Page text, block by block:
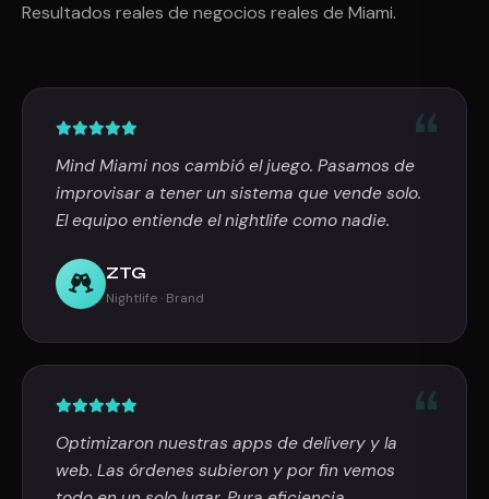
Resultados reales de negocios reales de Miami.
Mind Miami nos cambió el juego. Pasamos de
improvisar a tener un sistema que vende solo.
El equipo entiende el nightlife como nadie.
ZTG
Nightlife · Brand
Optimizaron nuestras apps de delivery y la
web. Las órdenes subieron y por fin vemos